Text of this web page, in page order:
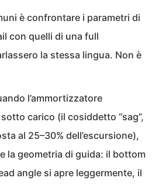
è confrontare i parametri di
con quelli di una full
la stessa lingua. Non è
l’ammortizzatore
carico (il cosiddetto “sag”,
al 25–30% dell’escursione),
la geometria di guida: il bottom
angle si apre leggermente, il